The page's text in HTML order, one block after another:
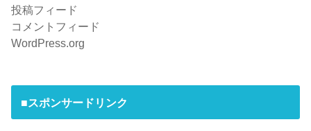
投稿フィード
コメントフィード
WordPress.org
■スポンサードリンク